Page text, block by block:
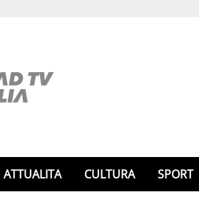
ATTUALITA CULTURA SPORT